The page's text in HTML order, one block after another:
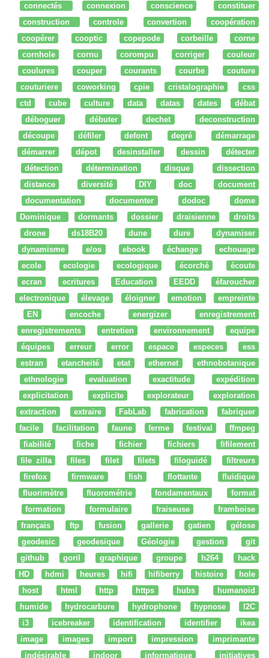
connectés
connexion conscience
constituer
construction
controle convertion
coopération
coopérer
cooptic copepode corbeille
corne
cornhole
cornu corompu corriger
couleur
coulures
couper courants courbe
couture
couturiere
coworking cpie cristalographie
css
ctd
cube culture data datas dates
débat
déboguer
débuter dechet
deconstruction
découpe
défiler defont degré
démarrage
démarrer
dépot desinstaller dessin
détecter
détection
détermination disque
dissection
distance
diversité DIY doc
document
documentation
documenter dodoc
dome
Dominique
dormants dossier draisienne
droits
drone
ds18B20 dune dure
dynamiser
dynamisme
e/os ebook échange
echouage
ecole
ecologie ecologique écorché
écoute
ecran
ecritures Education EEDD
éfaroucher
electronique
élevage éloigner emotion
empreinte
EN
encoche energizer
enregistrement
enregistrements
entretien environnement
equipe
équipes
erreur error espace especes
ess
estran
etancheité etat ethernet
ethnobotanique
ethnologie
evaluation exactitude
expédition
explicitation
explicite explorateur
exploration
extraction
extraire FabLab fabrication
fabriquer
facile
facilitation faune ferme festival
ffmpeg
fiabilité
fiche fichier fichiers
fifilement
file zilla
files filet filets filoguidé
filtreurs
firefox
firmware fish flottante
fluidique
fluorimètre
fluorométrie fondamentaux
format
formation
formulaire fraiseuse
framboise
français
ftp fusion gallerie gatien
gélose
geodesic
geodesique Géologie gestion
git
github
goril graphique groupe h264
hack
HD
hdmi heures hifi hifiberry histoire
hole
host
html http https hubs
humanoid
humide
hydrocarbure hydrophone hypnose
I2C
i3
icebreaker identification identifier
ikea
image
images import impression
imprimante
indésirable
indoor informatique initiatives